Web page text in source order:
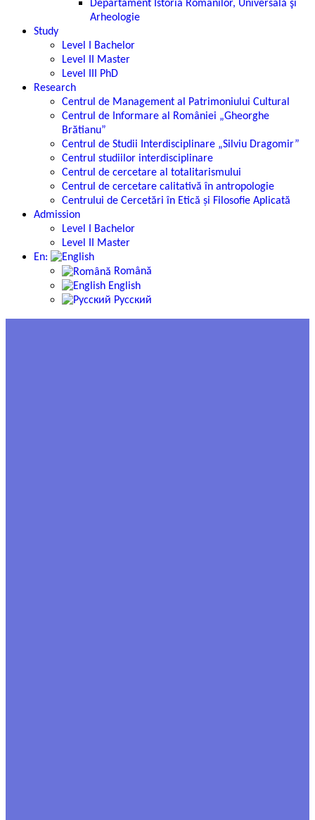
Departament Istoria Românilor, Universală şi
Arheologie
Study
Level I Bachelor
Level II Master
Level III PhD
Research
Centrul de Management al Patrimoniului Cultural
Centrul de Informare al României „Gheorghe
Brătianu”
Centrul de Studii Interdisciplinare „Silviu Dragomir”
Centrul studiilor interdisciplinare
Centrul de cercetare al totalitarismului
Centrul de cercetare calitativă în antropologie
Centrului de Cercetări în Etică și Filosofie Aplicată
Admission
Level I Bachelor
Level II Master
En:
Română
English
Русский